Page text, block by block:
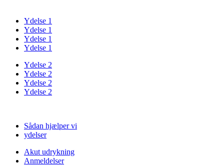
Ydelse 1
Ydelse 1
Ydelse 1
Ydelse 1
Ydelse 2
Ydelse 2
Ydelse 2
Ydelse 2
Sådan hjælper vi
ydelser
Akut udrykning
Anmeldelser